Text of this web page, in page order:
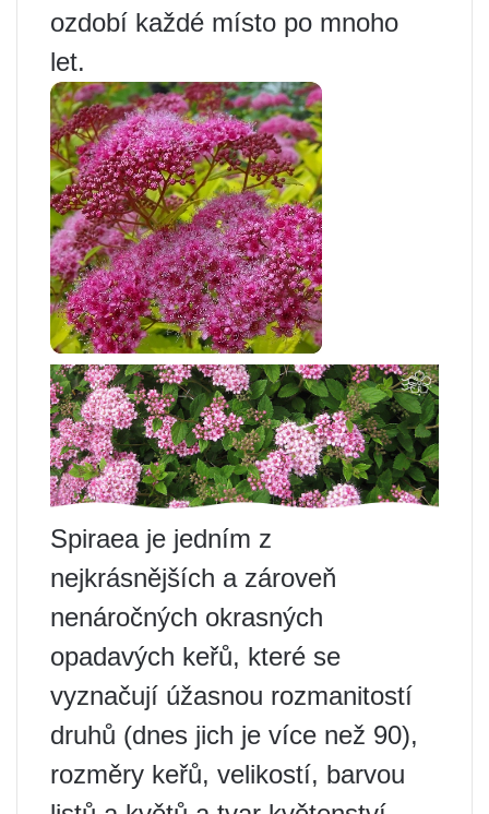
ozdobí každé místo po mnoho
let.
Spiraea je jedním z
nejkrásnějších a zároveň
nenáročných okrasných
opadavých keřů, které se
vyznačují úžasnou rozmanitostí
druhů (dnes jich je více než 90),
rozměry keřů, velikostí, barvou